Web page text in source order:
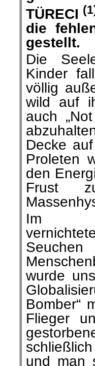
TÜRECI
die
gestellt.
Die
Kinder
völlig
wild auf
auch „Not
Decke
Proleten
den
Frust zu
Im
wurde
Bomber“
Flieger
und man